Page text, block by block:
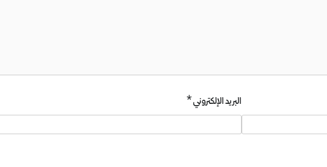
البريد الإلكتروني*